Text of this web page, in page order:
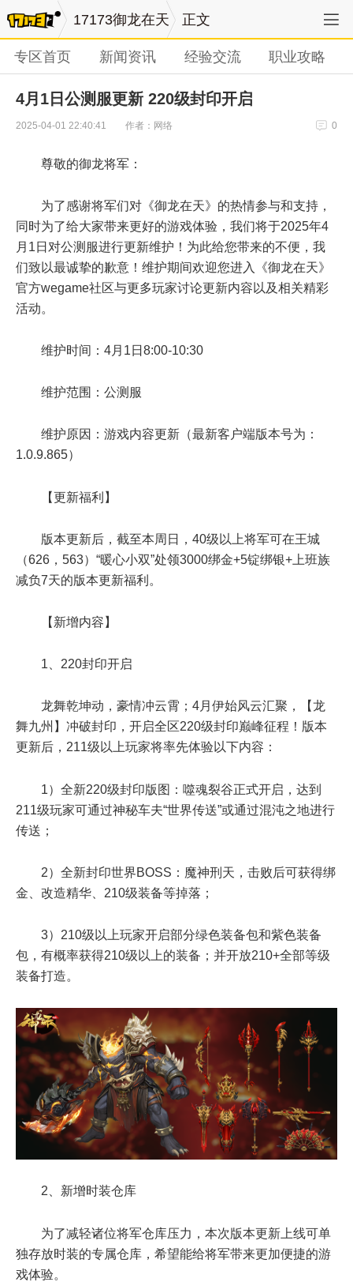
17173御龙在天 正文
专区首页 新闻资讯 经验交流 职业攻略
4月1日公测服更新 220级封印开启
2025-04-01 22:40:41 作者：网络 0
尊敬的御龙将军：
为了感谢将军们对《御龙在天》的热情参与和支持，
同时为了给大家带来更好的游戏体验，我们将于2025年4
月1日对公测服进行更新维护！为此给您带来的不便，我
们致以最诚挚的歉意！维护期间欢迎您进入《御龙在天》
官方wegame社区与更多玩家讨论更新内容以及相关精彩
活动。
维护时间：4月1日8:00-10:30
维护范围：公测服
维护原因：游戏内容更新（最新客户端版本号为：
1.0.9.865）
【更新福利】
版本更新后，截至本周日，40级以上将军可在王城
（626，563）“暖心小双”处领3000绑金+5锭绑银+上班族
减负7天的版本更新福利。
【新增内容】
1、220封印开启
龙舞乾坤动，豪情冲云霄；4月伊始风云汇聚，【龙
舞九州】冲破封印，开启全区220级封印巅峰征程！版本
更新后，211级以上玩家将率先体验以下内容：
1）全新220级封印版图：噬魂裂谷正式开启，达到
211级玩家可通过神秘车夫“世界传送”或通过混沌之地进行
传送；
2）全新封印世界BOSS：魔神刑天，击败后可获得绑
金、改造精华、210级装备等掉落；
3）210级以上玩家开启部分绿色装备包和紫色装备
包，有概率获得210级以上的装备；并开放210+全部等级
装备打造。
2、新增时装仓库
为了减轻诸位将军仓库压力，本次版本更新上线可单
独存放时装的专属仓库，希望能给将军带来更加便捷的游
戏体验。